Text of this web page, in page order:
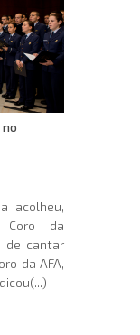
acolheu,
Coro da
de cantar
da AFA,